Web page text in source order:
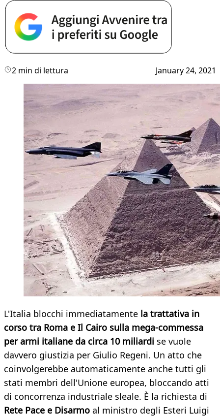
2 min di lettura January 24, 2021
L'Italia blocchi immediatamente la trattativa in
corso tra Roma e Il Cairo sulla mega-commessa
per armi italiane da circa 10 miliardi se vuole
davvero giustizia per Giulio Regeni. Un atto che
coinvolgerebbe automaticamente anche tutti gli
stati membri dell'Unione europea, bloccando atti
di concorrenza industriale sleale. È la richiesta di
Rete Pace e Disarmo al ministro degli Esteri Luigi